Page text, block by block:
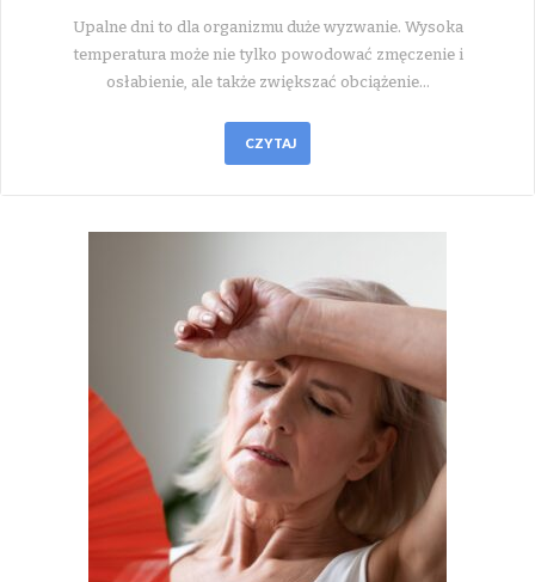
Upalne dni to dla organizmu duże wyzwanie. Wysoka
temperatura może nie tylko powodować zmęczenie i
osłabienie, ale także zwiększać obciążenie…
CZYTAJ